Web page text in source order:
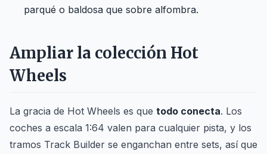
parqué o baldosa que sobre alfombra.
Ampliar la colección Hot
Wheels
La gracia de Hot Wheels es que todo conecta. Los
coches a escala 1:64 valen para cualquier pista, y los
tramos Track Builder se enganchan entre sets, así que